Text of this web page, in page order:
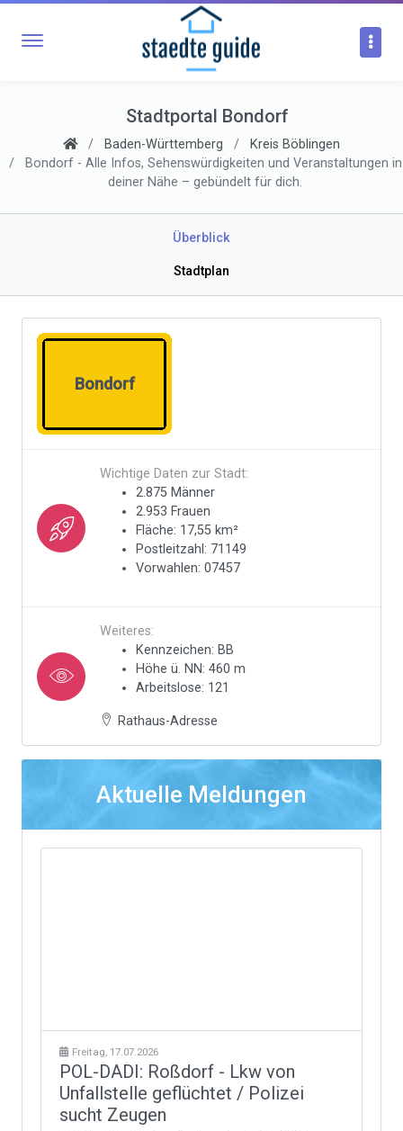
Stadtportal Bondorf
Baden-Württemberg
Kreis Böblingen
Bondorf - Alle Infos, Sehenswürdigkeiten und Veranstaltungen in
deiner Nähe – gebündelt für dich.
Überblick
Stadtplan
Bondorf
Wichtige Daten zur Stadt:
2.875 Männer
2.953 Frauen
Fläche: 17,55 km²
Postleitzahl: 71149
Vorwahlen: 07457
Weiteres:
Kennzeichen: BB
Höhe ü. NN: 460 m
Arbeitslose: 121
Rathaus-Adresse
Aktuelle Meldungen
Freitag, 17.07.2026
POL-DADI: Roßdorf - Lkw von
Unfallstelle geflüchtet / Polizei
sucht Zeugen